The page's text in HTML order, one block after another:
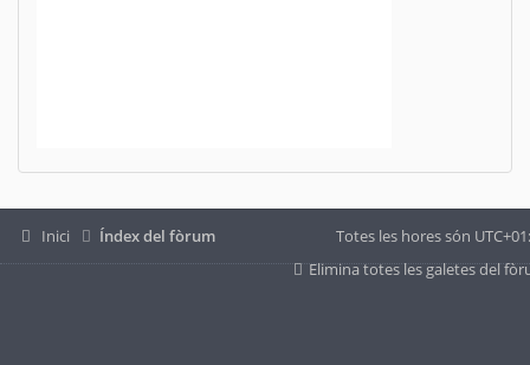
Inici Índex del fòrum Totes les hores són
Elimina totes les galetes del